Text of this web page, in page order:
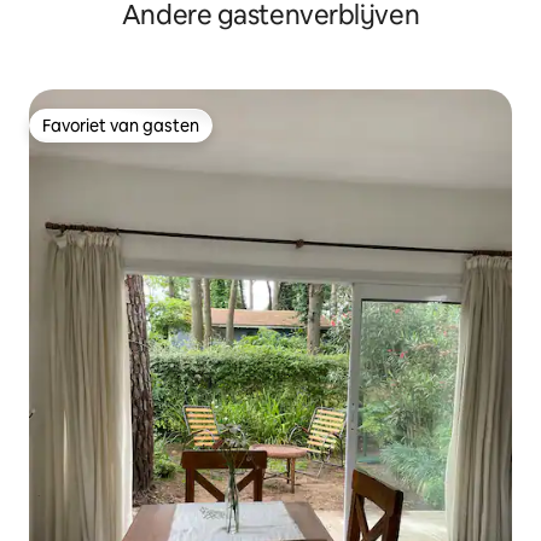
Andere gastenverblijven
Favoriet van gasten
Favoriet van gasten